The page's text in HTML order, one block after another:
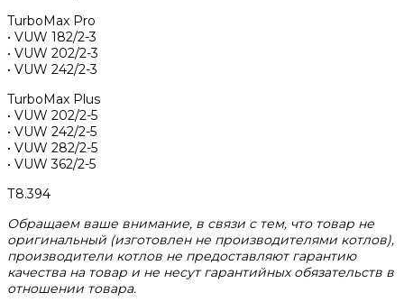
TurboMax Pro
• VUW 182/2-3
• VUW 202/2-3
• VUW 242/2-3
TurboMax Plus
• VUW 202/2-5
• VUW 242/2-5
• VUW 282/2-5
• VUW 362/2-5
Т8.394
Обращаем ваше внимание, в связи с тем, что товар не
оригинальный (изготовлен не производителями котлов),
производители котлов не предоставляют гарантию
качества на товар и не несут гарантийных обязательств в
отношении товара.